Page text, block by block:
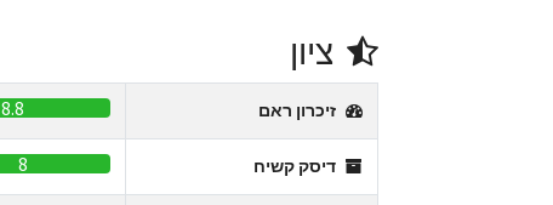
ציון
זיכרון ראם 8.8
דיסק קשיח 8